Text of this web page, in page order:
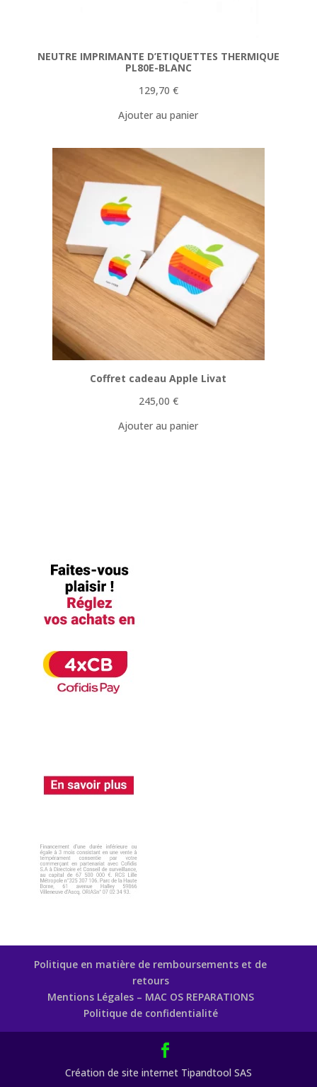
NEUTRE IMPRIMANTE D’ETIQUETTES THERMIQUE
PL80E-BLANC
129,70 €
Ajouter au panier
Coffret cadeau Apple Livat
245,00 €
Ajouter au panier
Politique en matière de remboursements et de
retours
Mentions Légales – MAC OS REPARATIONS
Politique de confidentialité
Création de site internet Tipandtool SAS